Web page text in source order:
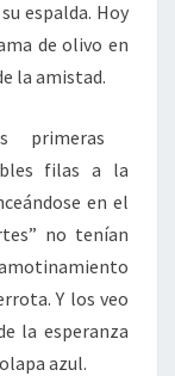
espalda. Hoy
de olivo en
la amistad.
primeras
filas a la
en el
no tenían
Y los veo
la esperanza
azul.